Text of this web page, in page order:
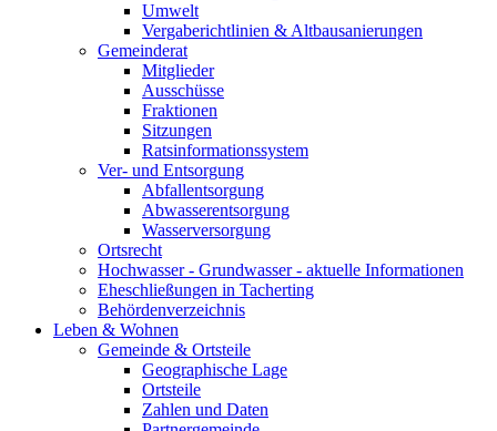
Umwelt
Vergaberichtlinien & Altbausanierungen
Gemeinderat
Mitglieder
Ausschüsse
Fraktionen
Sitzungen
Ratsinformationssystem
Ver- und Entsorgung
Abfallentsorgung
Abwasserentsorgung
Wasserversorgung
Ortsrecht
Hochwasser - Grundwasser - aktuelle Informationen
Eheschließungen in Tacherting
Behördenverzeichnis
Leben & Wohnen
Gemeinde & Ortsteile
Geographische Lage
Ortsteile
Zahlen und Daten